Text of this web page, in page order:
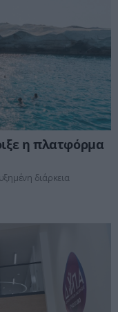
η πλατφόρμα
διάρκεια